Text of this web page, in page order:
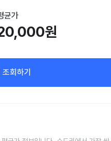
균가
원
회하기